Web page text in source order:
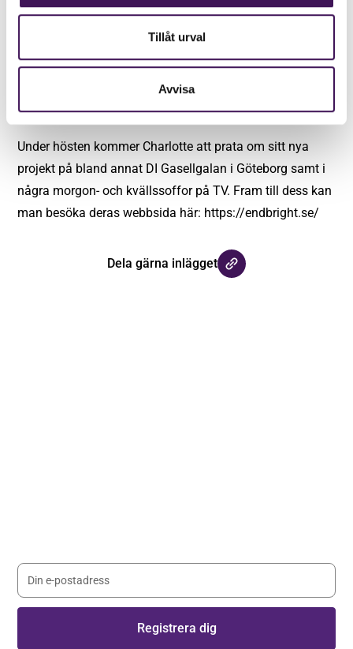
Tillåt urval
Avvisa
att greppa helheten. Det är mycket som ska ordnas i en
skilsmässa, såväl praktiskt som juridiskt och
ekonomiskt. Vi vill erbjuda just den plattformen med all
hjälp som behövs.
Under hösten kommer Charlotte att prata om sitt nya
projekt på bland annat DI Gasellgalan i Göteborg samt i
några morgon- och kvällssoffor på TV. Fram till dess kan
man besöka deras webbsida här: https://endbright.se/
Dela gärna inlägget